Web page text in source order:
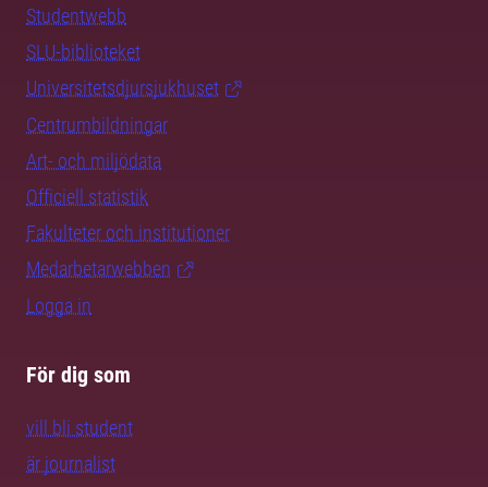
Studentwebb
SLU-biblioteket
Universitetsdjursjukhuset
Centrumbildningar
Art- och miljödata
Officiell statistik
Fakulteter och institutioner
Medarbetarwebben
Logga in
För dig som
vill bli student
är journalist